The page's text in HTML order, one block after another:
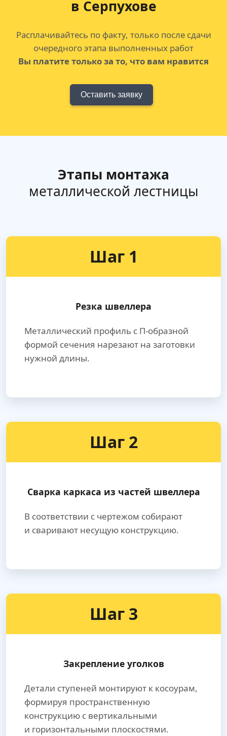
в Серпухове
Расплачивайтесь по факту, только после сдачи
очередного этапа выполненных работ
Вы платите только за то, что вам нравится
Оставить заявку
Этапы монтажа
металлической лестницы
Шаг 1
Резка швеллера
Металлический профиль с П-образной
формой сечения нарезают на заготовки
нужной длины.
Шаг 2
Сварка каркаса из частей швеллера
В соответствии с чертежом собирают
и сваривают несущую конструкцию.
Шаг 3
Закрепление уголков
Детали ступеней монтируют к косоурам,
формируя пространственную
конструкцию с вертикальными
и горизонтальными плоскостями.